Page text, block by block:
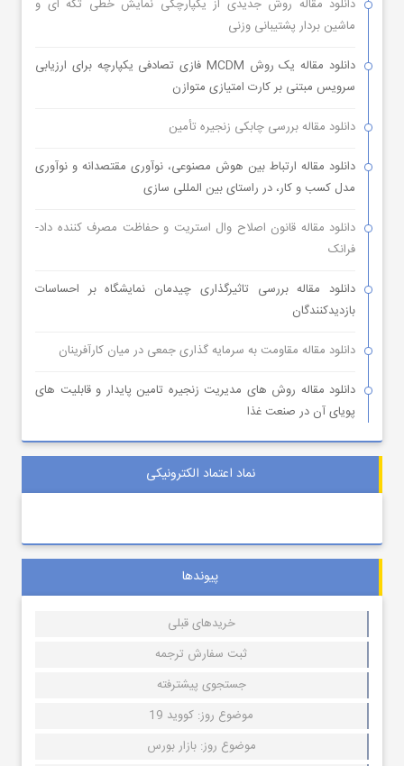
دانلود مقاله روش جدیدی از یکپارچگی نمایش خطی تکه ای و
ماشین بردار پشتیبانی وزنی
دانلود مقاله یک روش MCDM فازی تصادفی یکپارچه برای ارزیابی
سرویس مبتنی بر کارت امتیازی متوازن
دانلود مقاله بررسی چابکی زنجیره تأمین
دانلود مقاله ارتباط بین هوش مصنوعی، نوآوری مقتصدانه و نوآوری
مدل کسب و کار، در راستای بین المللی سازی
دانلود مقاله قانون اصلاح وال استریت و حفاظت مصرف کننده داد-
فرانک
دانلود مقاله بررسی تاثیرگذاری چیدمان نمایشگاه بر احساسات
بازدیدکنندگان
دانلود مقاله مقاومت به سرمایه گذاری جمعی در میان کارآفرینان
دانلود مقاله روش های مدیریت زنجیره تامین پایدار و قابلیت های
پویای آن در صنعت غذا
نماد اعتماد الکترونیکی
پیوندها
خریدهای قبلی
ثبت سفارش ترجمه
جستجوی پیشترفته
موضوع روز: کووید 19
موضوع روز: بازار بورس